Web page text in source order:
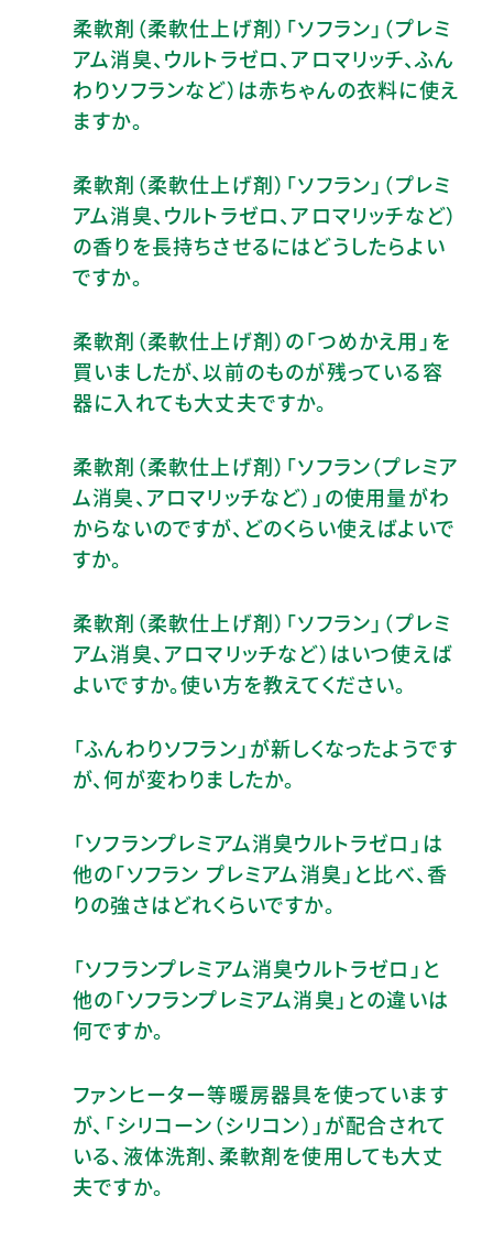
柔軟剤（柔軟仕上げ剤）「ソフラン」（プレミ
アム消臭、ウルトラゼロ、アロマリッチ、ふん
わりソフランなど）は赤ちゃんの衣料に使え
ますか。
柔軟剤（柔軟仕上げ剤）「ソフラン」（プレミ
アム消臭、ウルトラゼロ、アロマリッチなど）
の香りを長持ちさせるにはどうしたらよい
ですか。
柔軟剤（柔軟仕上げ剤）の「つめかえ用」を
買いましたが、以前のものが残っている容
器に入れても大丈夫ですか。
柔軟剤（柔軟仕上げ剤）「ソフラン（プレミア
ム消臭、アロマリッチなど）」の使用量がわ
からないのですが、どのくらい使えばよいで
すか。
柔軟剤（柔軟仕上げ剤）「ソフラン」（プレミ
アム消臭、アロマリッチなど）はいつ使えば
よいですか。使い方を教えてください。
「ふんわりソフラン」が新しくなったようです
が、何が変わりましたか。
「ソフランプレミアム消臭ウルトラゼロ」は
他の「ソフラン プレミアム消臭」と比べ、香
りの強さはどれくらいですか。
「ソフランプレミアム消臭ウルトラゼロ」と
他の「ソフランプレミアム消臭」との違いは
何ですか。
ファンヒーター等暖房器具を使っています
が、「シリコーン（シリコン）」が配合されて
いる、液体洗剤、柔軟剤を使用しても大丈
夫ですか。